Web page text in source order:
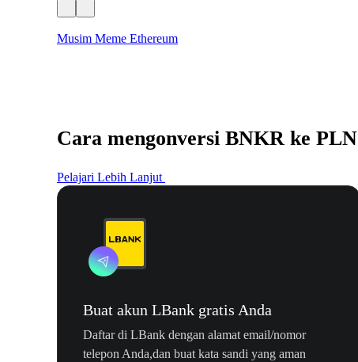
Musim Meme Ethereum
Cara mengonversi BNKR ke PLN
Pelajari Lebih Lanjut
Buat akun LBank gratis Anda
Daftar di LBank dengan alamat email/nomor
telepon Anda,dan buat kata sandi yang aman